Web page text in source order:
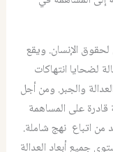
لحقوق الإنسان. ويقع
لضحايا انتهاكات
والجبر. ومن أجل
قادرة على المساهمة
من اتباع نهج شاملة.
جميع أبعاد العدالة